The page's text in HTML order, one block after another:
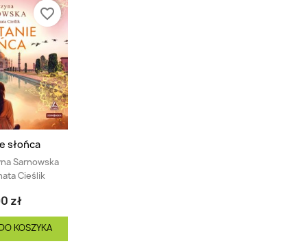
słońca
Sarnowska
Cieślik
zł
KOSZYKA
favorite_border